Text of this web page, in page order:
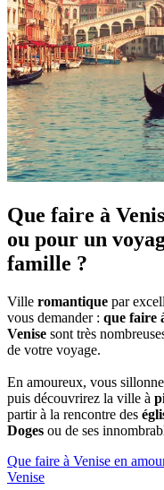
Que faire à
ou pour un
famille ?
Ville romantique par
vous demander : que faire
Venise sont très
de votre voyage.
En amoureux, vous
puis découvrirez la ville à
partir à la rencontre des
Doges ou de ses
Que faire à Venise en
Venise